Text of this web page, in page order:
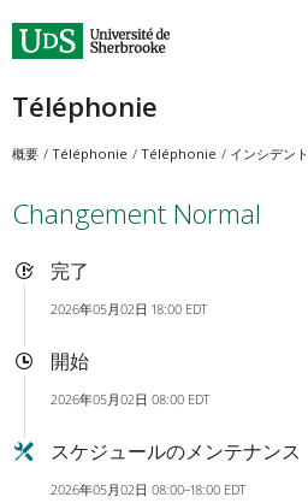
Téléphonie
概要 Téléphonie Téléphonie インシデント
Changement Normal
完了
2026年05月02日 18:00 EDT
開始
2026年05月02日 08:00 EDT
スケジュールのメンテナンス
2026年05月02日 08:00–18:00 EDT